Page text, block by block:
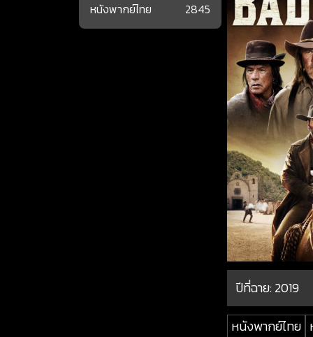
ปีที่ฉาย:2019
หนังพากย์ไทย
หนังพากย์ไทย
2845